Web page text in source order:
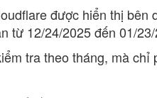
được hiển thị
từ 12/24/2025 đến 01/
tra theo tháng, mà